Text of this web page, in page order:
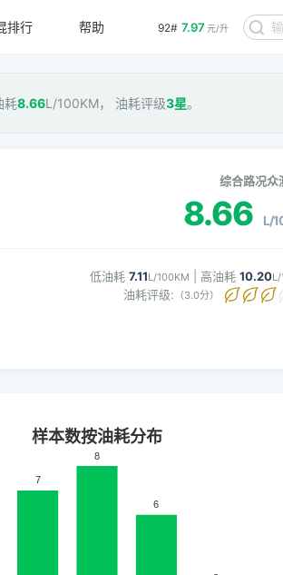
92# 7.97 元/升
排行 帮助
耗8.66L/100KM， 油耗评级3星。
综合路况众
8.66 L/
低油耗 7.11L/100KM | 高油耗 10.20
油耗评级: （3.0分）